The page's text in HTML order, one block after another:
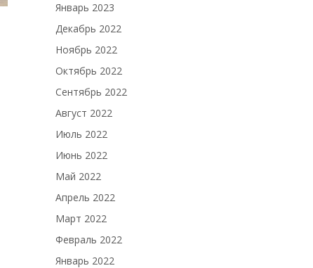
Январь 2023
Декабрь 2022
Ноябрь 2022
Октябрь 2022
Сентябрь 2022
Август 2022
Июль 2022
Июнь 2022
Май 2022
Апрель 2022
Март 2022
Февраль 2022
Январь 2022